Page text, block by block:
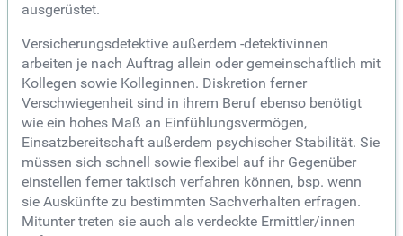
ausgerüstet.
Versicherungsdetektive außerdem -detektivinnen
arbeiten je nach Auftrag allein oder gemeinschaftlich mit
Kollegen sowie Kolleginnen. Diskretion ferner
Verschwiegenheit sind in ihrem Beruf ebenso benötigt
wie ein hohes Maß an Einfühlungsvermögen,
Einsatzbereitschaft außerdem psychischer Stabilität. Sie
müssen sich schnell sowie flexibel auf ihr Gegenüber
einstellen ferner taktisch verfahren können, bsp. wenn
sie Auskünfte zu bestimmten Sachverhalten erfragen.
Mitunter treten sie auch als verdeckte Ermittler/innen